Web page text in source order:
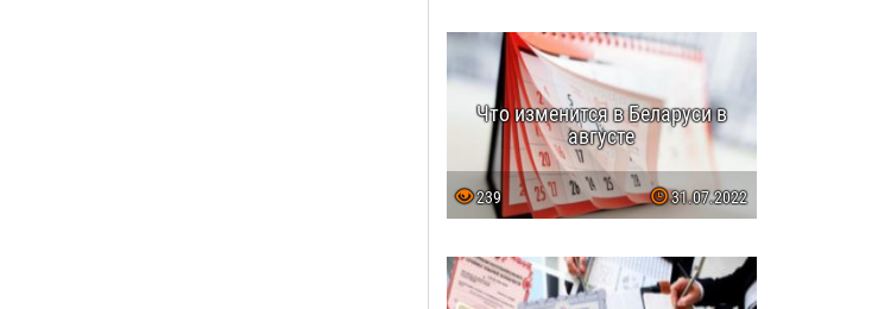
Что изменится в Беларуси в
августе
239 31.07.2022